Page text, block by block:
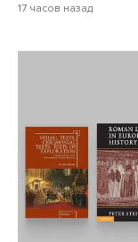
17 часов назад